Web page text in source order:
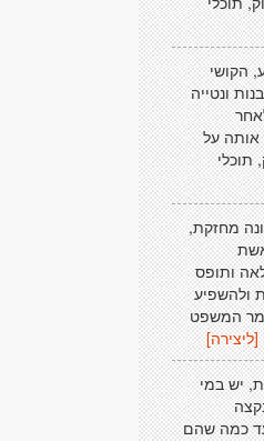
הקושי
ונטייה
אותה על
תוכלי
מחזקת,
ותופס
ולהשפיע
המשפט
[ליצירה]
יש במי
עד כמה שהם